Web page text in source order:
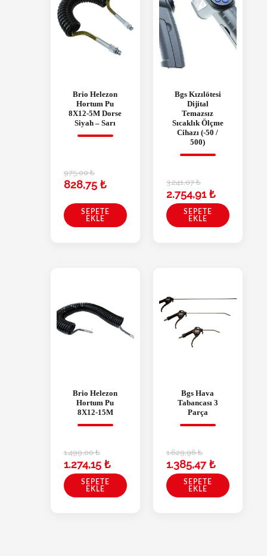
Brio Helezon
Hortum Pu
8X12-5M Dorse
Siyah – Sarı
975,00₺
828,75 ₺
SEPETE
EKLE
Bgs Kızılötesi
Dijital
Temazsız
Sıcaklık Ölçme
Cihazı (-50 /
500)
3.241,07₺
2.754,91₺
SEPETE
EKLE
Brio Helezon
Hortum Pu
8X12-15M
1.499,00₺
1.274,15 ₺
SEPETE
EKLE
Bgs Hava
Tabancası 3
Parça
1.629,96₺
1.385,47₺
SEPETE
EKLE